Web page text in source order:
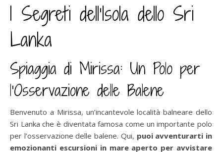
I Segreti dell’Isola dello Sri
Lanka
Spiaggia di Mirissa: Un Polo per
l’Osservazione delle Balene
Benvenuto a Mirissa, un’incantevole località balneare dello
Sri Lanka che è diventata famosa come un importante polo
per l’osservazione delle balene. Qui, puoi avventurarti in
emozionanti escursioni in mare aperto per avvistare